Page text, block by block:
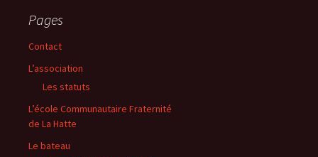
Pages
Contact
L’association
Les statuts
L’école Communautaire Fraternité
de La Hatte
Le bateau